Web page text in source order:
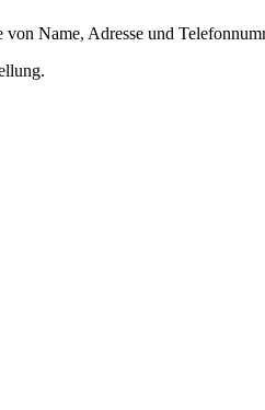
Name, Adresse und